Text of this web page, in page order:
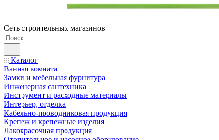
Сеть строительных магазинов
Каталог
Ванная комната
Замки и мебельная фурнитура
Инженерная сантехника
Инструмент и расходные материалы
Интерьер, отделка
Кабельно-проводниковая продукция
Крепеж и крепежные изделия
Лакокрасочная продукция